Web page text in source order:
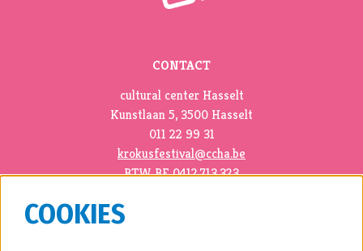
CONTACT
cultural center Hasselt
Kunstlaan 5, 3500 Hasselt
011 22 99 31
krokusfestival@ccha.be
BTW BE 0412.713.323
COOKIES